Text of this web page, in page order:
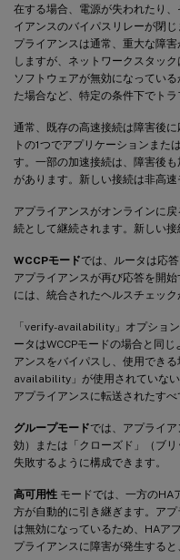
在する場合、電源が失われたり
イアンスのバイパスリレーが閉
プライアンスは通常、重大な障
しますが、ネットワークスタッ
ソフトウェアが無効になってい
た場合など、特定の条件下でト
通常、既存の高速接続は障害後
トの1つでアプリケーションまた
す。一部の加速接続は、障害後
があります。新しい接続は非高速
アプライアンスがオンラインに
続として継続されます。新しい接
WCCPモードでは、ルータは応
アプライアンスが再び応答を開
には、統合されたヘルスチェック
「verify-availability」オプショ
ータはWCCPモードの場合と同
アンスをバイパスし、使用でき
availability」が使用されていない
アプライアンスに転送されたす
グループモードでは、アプライ
効）または「クローズド」（ブ
失敗するように構成できます。
高可用性 モードでは、一方のHA
方が自動的に引き継ぎます。ア
は無効になっているため、HAア
プライアンスに障害が発生すると